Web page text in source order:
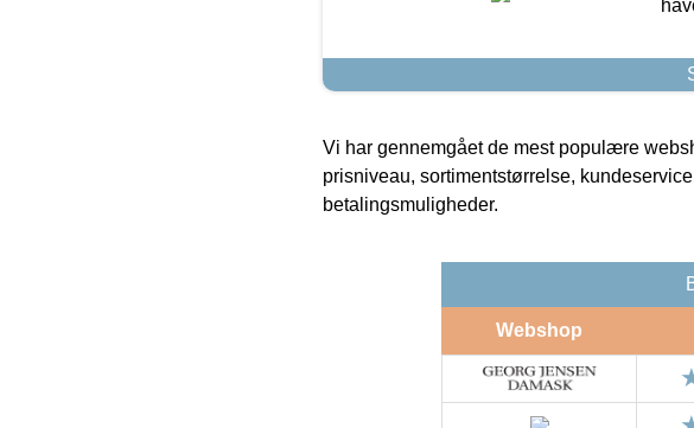
Vi har gennemgået de mest populære
prisniveau, sortimentstørrelse,
betalingsmuligheder.
Webshop